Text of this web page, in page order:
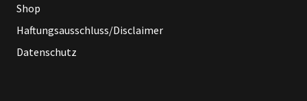
Shop
Haftungsausschluss/Disclaimer
Datenschutz